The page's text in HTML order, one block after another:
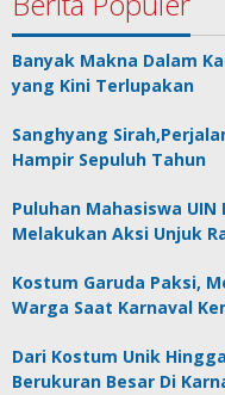
Banyak Makna Dalam
yang Kini Terlupakan
Sanghyang
Hampir Sepuluh Tahun
Puluhan Mahasiswa UIN
Melakukan Aksi Unjuk
Kostum Garuda Paksi,
Warga Saat Karnaval
Dari Kostum Unik
Berukuran Besar Di